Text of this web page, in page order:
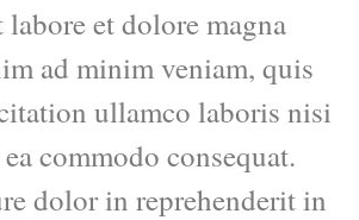
et dolore magna
ad minim veniam, quis
ullamco laboris nisi
commodo consequat.
dolor in reprehenderit in